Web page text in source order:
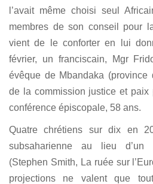
l’avait même choisi seul
membres de son conseil pour
vient de le conforter en lui
février, un franciscain, Mgr
évêque de Mbandaka (province
de la commission justice et paix
conférence épiscopale, 58 ans.
Quatre chrétiens sur dix en
subsaharienne au lieu d’un
(Stephen Smith, La ruée sur
projections ne valent que